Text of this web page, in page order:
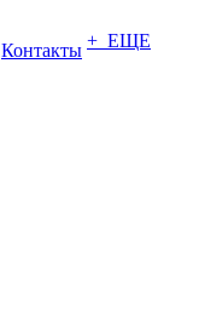
Контакты + ЕЩЕ